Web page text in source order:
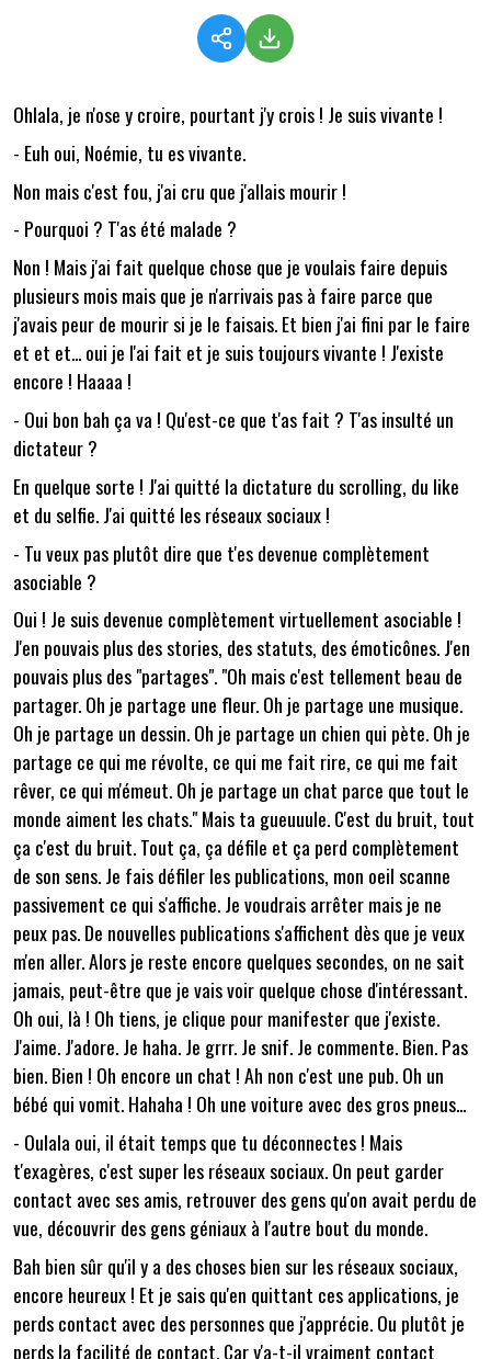
Ohlala, je n'ose y croire, pourtant j'y crois ! Je suis vivante !
- Euh oui, Noémie, tu es vivante.
Non mais c'est fou, j'ai cru que j'allais mourir !
- Pourquoi ? T'as été malade ?
Non ! Mais j'ai fait quelque chose que je voulais faire depuis
plusieurs mois mais que je n'arrivais pas à faire parce que
j'avais peur de mourir si je le faisais. Et bien j'ai fini par le faire
et et et... oui je l'ai fait et je suis toujours vivante ! J'existe
encore ! Haaaa !
- Oui bon bah ça va ! Qu'est-ce que t'as fait ? T'as insulté un
dictateur ?
En quelque sorte ! J'ai quitté la dictature du scrolling, du like
et du selfie. J'ai quitté les réseaux sociaux !
- Tu veux pas plutôt dire que t'es devenue complètement
asociable ?
Oui ! Je suis devenue complètement virtuellement asociable !
J'en pouvais plus des stories, des statuts, des émoticônes. J'en
pouvais plus des "partages". "Oh mais c'est tellement beau de
partager. Oh je partage une fleur. Oh je partage une musique.
Oh je partage un dessin. Oh je partage un chien qui pète. Oh je
partage ce qui me révolte, ce qui me fait rire, ce qui me fait
rêver, ce qui m'émeut. Oh je partage un chat parce que tout le
monde aiment les chats." Mais ta gueuuule. C'est du bruit, tout
ça c'est du bruit. Tout ça, ça défile et ça perd complètement
de son sens. Je fais défiler les publications, mon oeil scanne
passivement ce qui s'affiche. Je voudrais arrêter mais je ne
peux pas. De nouvelles publications s'affichent dès que je veux
m'en aller. Alors je reste encore quelques secondes, on ne sait
jamais, peut-être que je vais voir quelque chose d'intéressant.
Oh oui, là ! Oh tiens, je clique pour manifester que j'existe.
J'aime. J'adore. Je haha. Je grrr. Je snif. Je commente. Bien. Pas
bien. Bien ! Oh encore un chat ! Ah non c'est une pub. Oh un
bébé qui vomit. Hahaha ! Oh une voiture avec des gros pneus...
- Oulala oui, il était temps que tu déconnectes ! Mais
t'exagères, c'est super les réseaux sociaux. On peut garder
contact avec ses amis, retrouver des gens qu'on avait perdu de
vue, découvrir des gens géniaux à l'autre bout du monde.
Bah bien sûr qu'il y a des choses bien sur les réseaux sociaux,
encore heureux ! Et je sais qu'en quittant ces applications, je
perds contact avec des personnes que j'apprécie. Ou plutôt je
perds la facilité de contact. Car y'a-t-il vraiment contact